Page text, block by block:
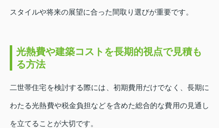
スタイルや将来の展望に合った間取り選びが重要です。
光熱費や建築コストを長期的視点で見積も
る方法
二世帯住宅を検討する際には、初期費用だけでなく、長期に
わたる光熱費や税金負担などを含めた総合的な費用の見通し
を立てることが大切です。